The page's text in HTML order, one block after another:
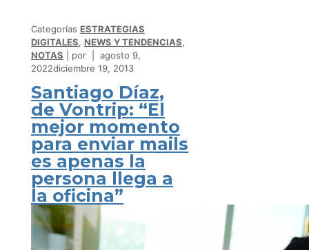
Categorías ESTRATEGIAS
DIGITALES, NEWS Y TENDENCIAS,
NOTAS
por
agosto 9,
2022diciembre 19, 2013
Santiago Díaz,
de Vontrip: “El
mejor momento
para enviar mails
es apenas la
persona llega a
la oficina”